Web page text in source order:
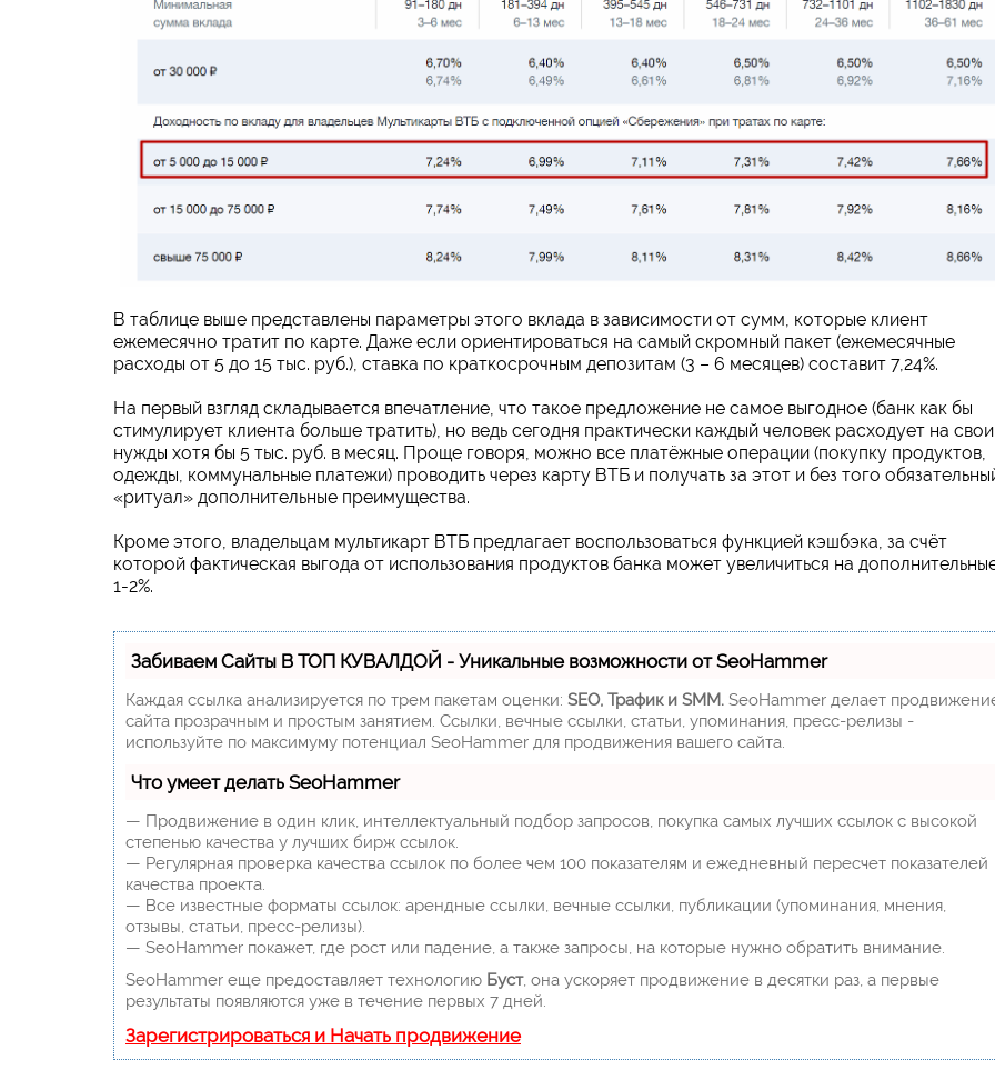
В таблице выше представлены параметры этого вклада в зависимости от сумм, которые клиент
ежемесячно тратит по карте. Даже если ориентироваться на самый скромный пакет (ежемесячные
расходы от 5 до 15 тыс. руб.), ставка по краткосрочным депозитам (3 – 6 месяцев) составит 7,24%.
На первый взгляд складывается впечатление, что такое предложение не самое выгодное (банк как бы
стимулирует клиента больше тратить), но ведь сегодня практически каждый человек расходует на свои
нужды хотя бы 5 тыс. руб. в месяц. Проще говоря, можно все платёжные операции (покупку продуктов,
одежды, коммунальные платежи) проводить через карту ВТБ и получать за этот и без того
«ритуал» дополнительные преимущества.
Кроме этого, владельцам мультикарт ВТБ предлагает воспользоваться функцией кэшбэка, за счёт
которой фактическая выгода от использования продуктов банка может увеличиться на
1-2%.
Забиваем Сайты В ТОП КУВАЛДОЙ - Уникальные возможности от SeoHammer
Каждая ссылка анализируется по трем пакетам оценки: SEO, Трафик и SMM. SeoHammer делает
сайта прозрачным и простым занятием. Ссылки, вечные ссылки, статьи, упоминания, пресс-релизы -
используйте по максимуму потенциал SeoHammer для продвижения вашего сайта.
Что умеет делать SeoHammer
— Продвижение в один клик, интеллектуальный подбор запросов, покупка самых лучших ссылок с высокой
степенью качества у лучших бирж ссылок.
— Регулярная проверка качества ссылок по более чем 100 показателям и ежедневный пересчет показателей
качества проекта.
— Все известные форматы ссылок: арендные ссылки, вечные ссылки, публикации (упоминания, мнения,
отзывы, статьи, пресс-релизы).
— SeoHammer покажет, где рост или падение, а также запросы, на которые нужно обратить внимание.
SeoHammer еще предоставляет технологию Буст, она ускоряет продвижение в десятки раз, а первые
результаты появляются уже в течение первых 7 дней.
Зарегистрироваться и Начать продвижение